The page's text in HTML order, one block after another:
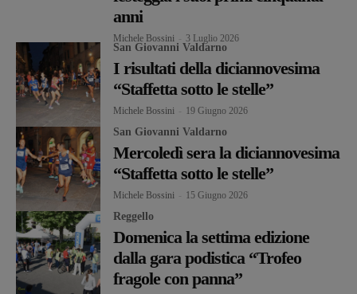
anni
Michele Bossini 3 Luglio 2026
San Giovanni Valdarno
I risultati della diciannovesima
“Staffetta sotto le stelle”
Michele Bossini 19 Giugno 2026
San Giovanni Valdarno
Mercoledì sera la diciannovesima
“Staffetta sotto le stelle”
Michele Bossini 15 Giugno 2026
Reggello
Domenica la settima edizione
dalla gara podistica “Trofeo
fragole con panna”